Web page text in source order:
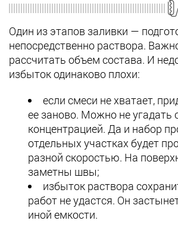
Один из этапов заливки —
непосредственно раствора.
рассчитать объем состава. И
избыток одинаково плохи:
если смеси не хватает,
ее заново. Можно не угадать
концентрацией. Да и набор
отдельных участках будет
разной скоростью. На
заметны швы;
избыток раствора
работ не удастся. Он
иной емкости.